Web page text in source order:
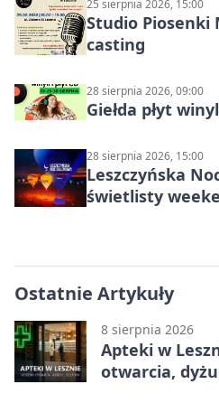
25 sierpnia 2026, 15:00
Studio Piosenki
casting
28 sierpnia 2026, 09:00
Giełda płyt
28 sierpnia 2026, 15:00
Leszczyńska
świetlisty
Ostatnie Artykuły
8 sierpnia 2026
Apteki w
otwarcia,